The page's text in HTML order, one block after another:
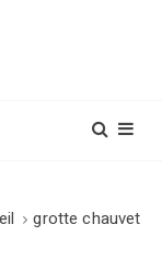
grotte chauvet